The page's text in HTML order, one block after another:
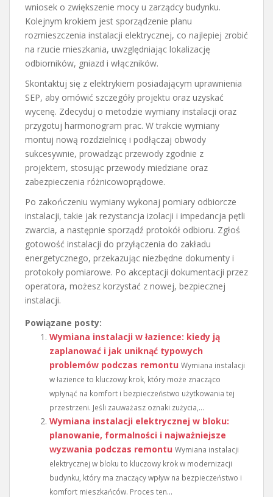
wniosek o zwiększenie mocy u zarządcy budynku.
Kolejnym krokiem jest sporządzenie planu
rozmieszczenia instalacji elektrycznej, co najlepiej zrobić
na rzucie mieszkania, uwzględniając lokalizację
odbiorników, gniazd i włączników.
Skontaktuj się z elektrykiem posiadającym uprawnienia
SEP, aby omówić szczegóły projektu oraz uzyskać
wycenę. Zdecyduj o metodzie wymiany instalacji oraz
przygotuj harmonogram prac. W trakcie wymiany
montuj nową rozdzielnicę i podłączaj obwody
sukcesywnie, prowadząc przewody zgodnie z
projektem, stosując przewody miedziane oraz
zabezpieczenia różnicowoprądowe.
Po zakończeniu wymiany wykonaj pomiary odbiorcze
instalacji, takie jak rezystancja izolacji i impedancja pętli
zwarcia, a następnie sporządź protokół odbioru. Zgłoś
gotowość instalacji do przyłączenia do zakładu
energetycznego, przekazując niezbędne dokumenty i
protokoły pomiarowe. Po akceptacji dokumentacji przez
operatora, możesz korzystać z nowej, bezpiecznej
instalacji.
Powiązane posty:
Wymiana instalacji w łazience: kiedy ją
zaplanować i jak uniknąć typowych
problemów podczas remontu Wymiana instalacji
w łazience to kluczowy krok, który może znacząco
wpłynąć na komfort i bezpieczeństwo użytkowania tej
przestrzeni. Jeśli zauważasz oznaki zużycia,...
Wymiana instalacji elektrycznej w bloku:
planowanie, formalności i najważniejsze
wyzwania podczas remontu Wymiana instalacji
elektrycznej w bloku to kluczowy krok w modernizacji
budynku, który ma znaczący wpływ na bezpieczeństwo i
komfort mieszkańców. Proces ten...